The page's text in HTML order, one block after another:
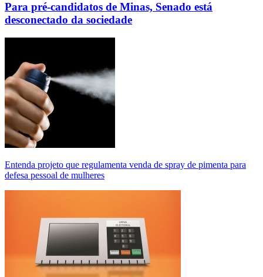
Para pré-candidatos de Minas, Senado está
desconectado da sociedade
Entenda projeto que regulamenta venda de spray de pimenta para
defesa pessoal de mulheres